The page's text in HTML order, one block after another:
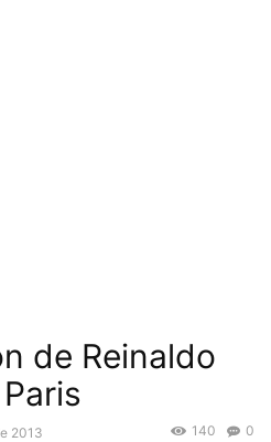
de Reinaldo
2013 0
140